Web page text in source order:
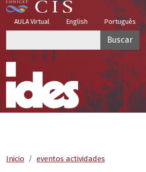
Pasar al
Top Menu
AULA Virtual English Português
Menú principal
Inicio eventos actividades